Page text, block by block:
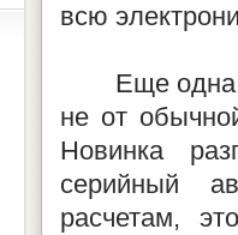
всю
Еще одна
не от
Новинка
серийный
расчетам,